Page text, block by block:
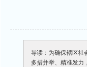
导读：为确保辖区社
多措并举、精准发力